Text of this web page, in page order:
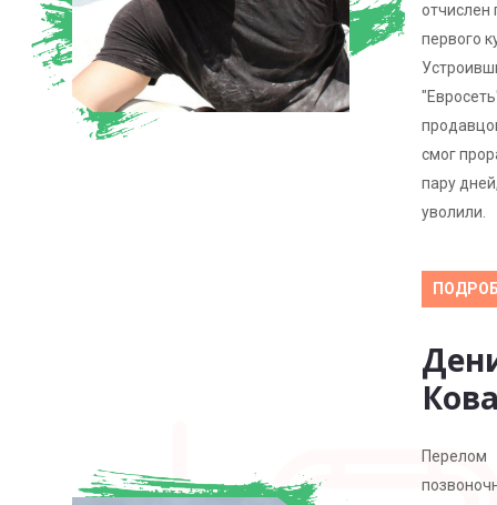
отчислен
первого
смог
пару
уволили.
Перелом